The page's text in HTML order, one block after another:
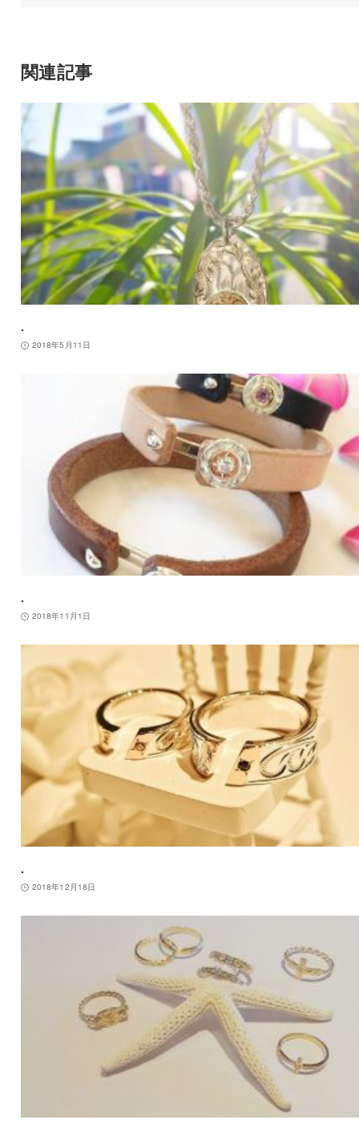
関連記事
.
2018年5月11日
.
2018年11月1日
.
2018年12月18日